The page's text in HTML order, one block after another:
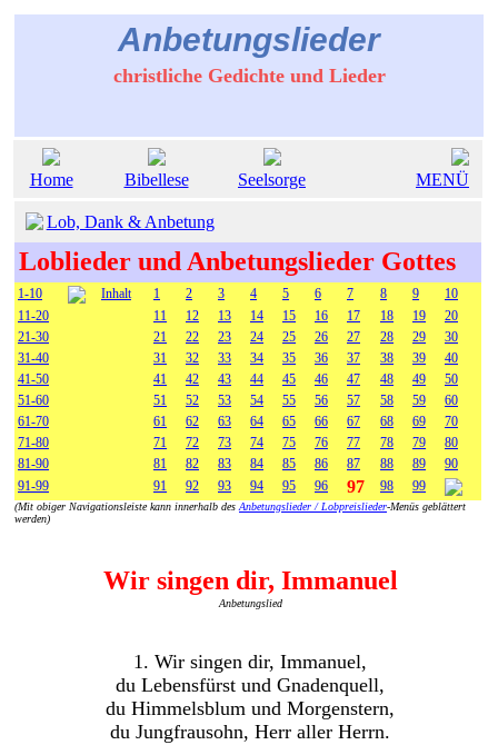
Anbetungslieder
christliche Gedichte und Lieder
Home Bibellese Seelsorge MENÜ
Lob, Dank & Anbetung
Loblieder und Anbetungslieder Gottes
1-10 Inhalt 1 2 3 4 5 6 7 8 9
10
11-20
11 12 13 14 15 16 17 18 19
20
21-30
21 22 23 24 25 26 27 28 29
30
31-40
31 32 33 34 35 36 37 38 39
40
41-50
41 42 43 44 45 46 47 48 49
50
51-60
51 52 53 54 55 56 57 58 59
60
61-70
61 62 63 64 65 66 67 68 69
70
71-80
71 72 73 74 75 76 77 78 79
80
81-90
81 82 83 84 85 86 87 88 89
90
91-99
91 92 93 94 95 96 97 98 99
(Mit obiger Navigationsleiste kann innerhalb des Anbetungslieder / Lobpreislieder-Menüs geblättert
werden)
Wir singen dir, Immanuel
Anbetungslied
1. Wir singen dir, Immanuel,
du Lebensfürst und Gnadenquell,
du Himmelsblum und Morgenstern,
du Jungfrausohn, Herr aller Herrn.